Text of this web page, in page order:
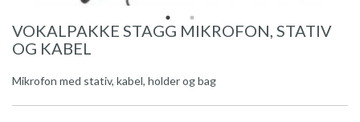
VOKALPAKKE STAGG MIKROFON, STATIV
OG KABEL
Mikrofon med stativ, kabel, holder og bag